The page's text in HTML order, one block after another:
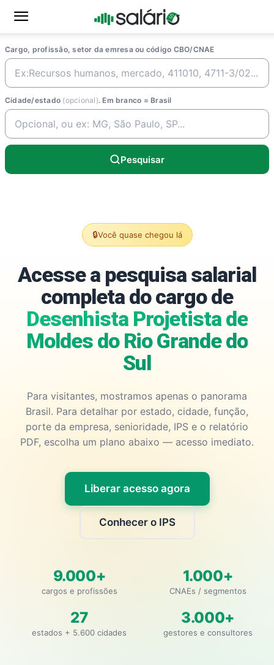
Cargo, profissão, setor da emresa ou código CBO/CNAE
Cidade/estado (opcional). Em branco = Brasil
Pesquisar
🔒Você quase chegou lá
Acesse a pesquisa salarial
completa do cargo de
Desenhista Projetista de
Moldes do Rio Grande do
Sul
Para visitantes, mostramos apenas o panorama
Brasil. Para detalhar por estado, cidade, função,
porte da empresa, senioridade, IPS e o relatório
PDF, escolha um plano abaixo — acesso imediato.
Liberar acesso agora
Conhecer o IPS
9.000+
cargos e profissões
1.000+
CNAEs / segmentos
27
estados + 5.600 cidades
3.000+
gestores e consultores